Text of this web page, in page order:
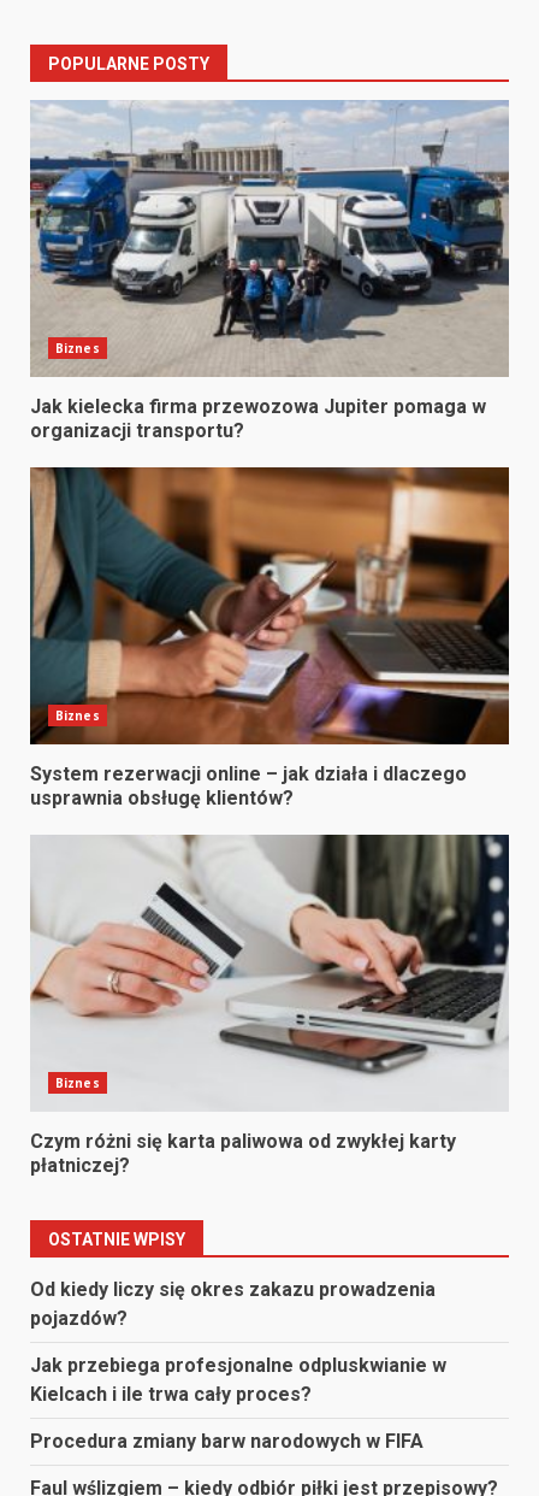
POPULARNE POSTY
Biznes
Jak kielecka firma przewozowa Jupiter pomaga w
organizacji transportu?
Biznes
System rezerwacji online – jak działa i dlaczego
usprawnia obsługę klientów?
Biznes
Czym różni się karta paliwowa od zwykłej karty
płatniczej?
OSTATNIE WPISY
Od kiedy liczy się okres zakazu prowadzenia
pojazdów?
Jak przebiega profesjonalne odpluskwianie w
Kielcach i ile trwa cały proces?
Procedura zmiany barw narodowych w FIFA
Faul wślizgiem – kiedy odbiór piłki jest przepisowy?